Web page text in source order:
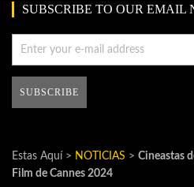
SUBSCRIBE TO OUR EMAIL
Estas Aquí > NOTICIAS > Cineastas
Film de Cannes 2024